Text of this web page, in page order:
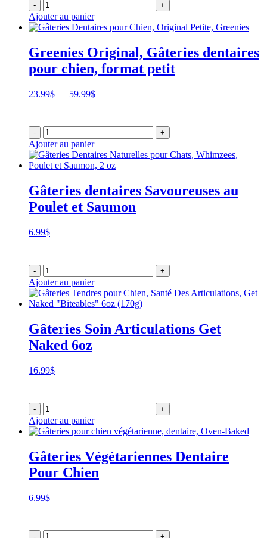
- +
Ajouter au panier
Greenies Original, Gâteries dentaires
pour chien, format petit
23.99$ – 59.99$Plage
23.99$
à
- +
Ajouter au panier
Gâteries dentaires Savoureuses au
Poulet et Saumon
6.99$
- +
Ajouter au panier
Gâteries Soin Articulations Get
Naked 6oz
16.99$
- +
Ajouter au panier
Gâteries Végétariennes Dentaire
Pour Chien
6.99$